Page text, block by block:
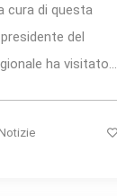
cura di questa
del
ha visitato...